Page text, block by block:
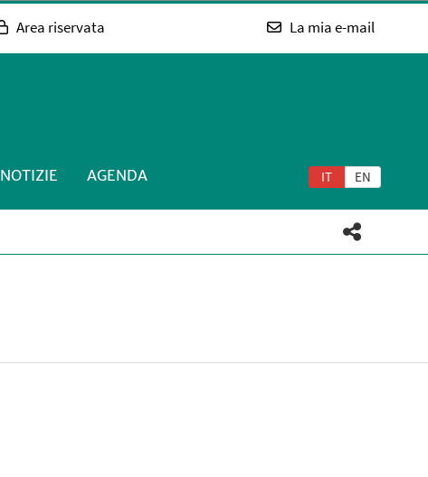
Area riservata La mia e-mail
IT EN
NOTIZIE AGENDA